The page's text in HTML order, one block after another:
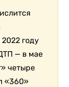
2022 году
— в мае
четыре
«360»